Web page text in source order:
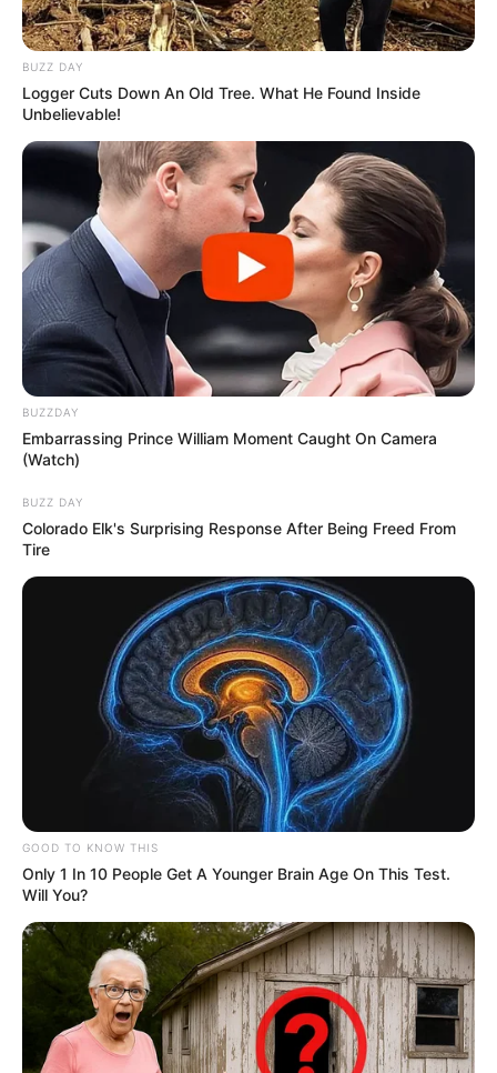
Un si grand soleil:
Guillaume Sérignan
entre dans une colère
noire
Pour Elisabeth, c’est un cauchemar éveillé. À
l’hôpital, Alain (Frédéric ven den Drissche
rapidement par découvrir les images. Le choc
est immense. Dévasté, il s’isole dans sa voiture
et fond en larmes. Catherine, elle, jubile et
montre les photos à Boris, savourant la chute
d’Elisabeth. Elisabeth tente désespérément de
rentre chez eux, elle le trouve en train de faire
ses valises.
LIRE AUSSI
BUZZ DAY
Logger Cuts Down An Old Tree. What He Found Inside
Unbelievable!
BUZZDAY
Embarrassing Prince William Moment Caught On Camera
(Watch)
BUZZ DAY
Colorado Elk's Surprising Response After Being Freed From
Tire
GOOD TO KNOW THIS
Only 1 In 10 People Get A Younger Brain Age On This Test.
Will You?